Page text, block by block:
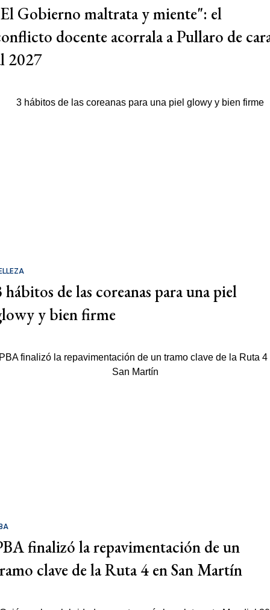
Gobierno maltrata y miente": el
docente acorrala a Pullaro de
2027
hábitos de las coreanas para una piel
y bien firme
finalizó la repavimentación de un
clave de la Ruta 4 en San Martín